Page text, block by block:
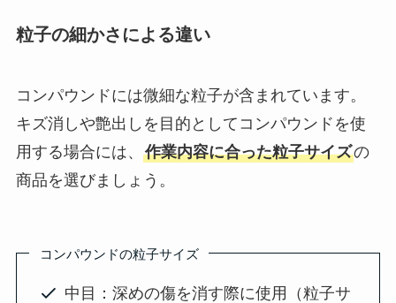
粒子の細かさによる違い
コンパウンドには微細な粒子が含まれています。
キズ消しや艶出しを目的としてコンパウンドを使
用する場合には、 作業内容に合った粒子サイズの
商品を選びましょう。
コンパウンドの粒子サイズ
中目：深めの傷を消す際に使用（粒子サ